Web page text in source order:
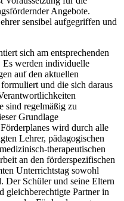
Angebote.
sensibel aufgegriffen und
sich am entsprechenden
Es werden individuelle
auf den aktuellen
und die sich daraus
sind regelmäßig zu
Grundlage
wird durch alle
Lehrer, pädagogischen
therapeutischen
an den förderspezifischen
Unterrichtstag sowohl
Der Schüler und seine Eltern
gleichberechtigte Partner in